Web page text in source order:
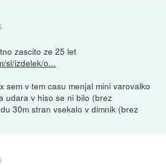
zascito ze 25 let
sl/izdelek/o...
sem v tem casu menjal mini varovalko
udara v hiso se ni bilo (brez
30m stran vsekalo v dimnik (brez